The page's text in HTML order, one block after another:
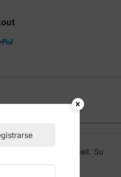
del clásico Love Spell. Su